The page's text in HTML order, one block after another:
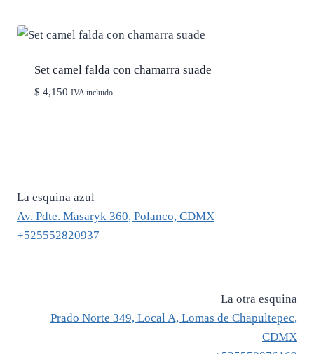
Set camel falda con chamarra suade
$ 4,150 IVA incluido
La esquina azul
Av. Pdte. Masaryk 360, Polanco, CDMX
+525552820937
La otra esquina
Prado Norte 349, Local A, Lomas de Chapultepec,
CDMX